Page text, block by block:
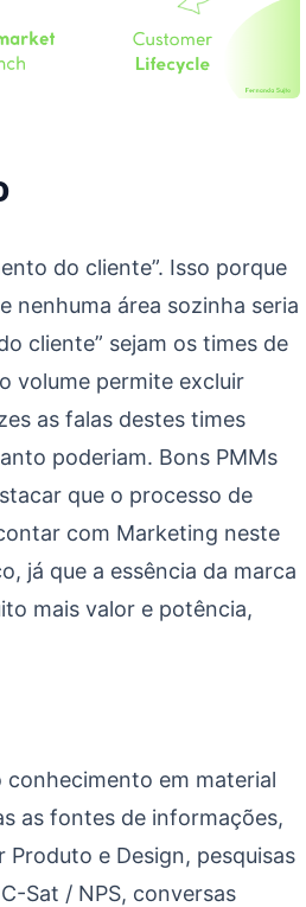
do cliente”. Isso porque
nenhuma área sozinha seria
cliente” sejam os times de
volume permite excluir
as falas destes times
poderiam. Bons PMMs
que o processo de
com Marketing neste
já que a essência da marca
mais valor e potência,
em material
as fontes de informações,
e Design, pesquisas
Sat / NPS, conversas